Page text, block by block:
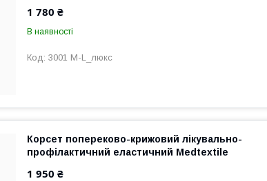
1 780 ₴
В наявності
3001 M-L_люкс
Корсет попереково-крижовий лікувально-
профілактичний еластичний Medtextile
1 950 ₴